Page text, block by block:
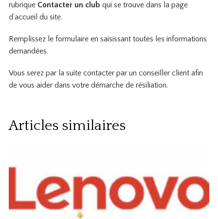
rubrique Contacter un club qui se trouve dans la page
d’accueil du site.
Remplissez le formulaire en saisissant toutes les informations
demandées.
Vous serez par la suite contacter par un conseiller client afin
de vous aider dans votre démarche de résiliation.
Articles similaires